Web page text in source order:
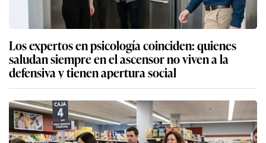
Los expertos en psicología coinciden: quienes
saludan siempre en el ascensor no viven a la
defensiva y tienen apertura social